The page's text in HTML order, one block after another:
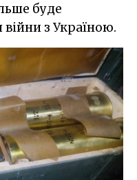
буде
з Україною.